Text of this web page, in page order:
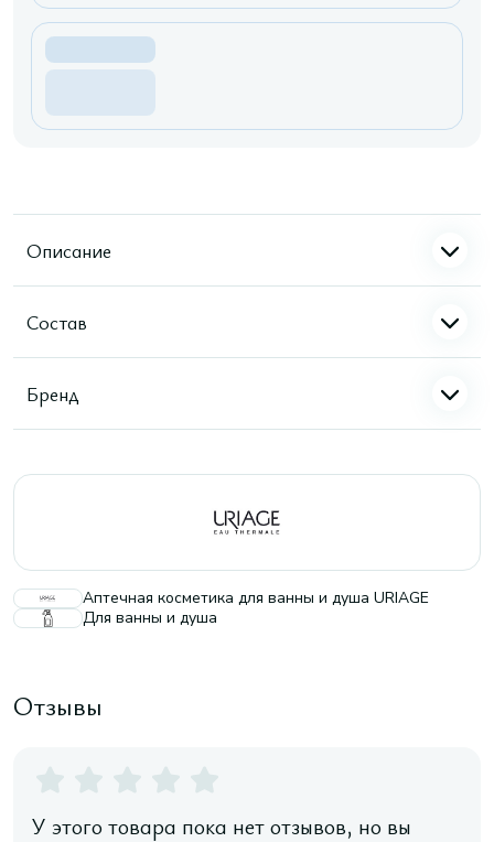
Описание
Состав
Бренд
Аптечная косметика для ванны и душа URIAGE
Для ванны и душа
Отзывы
У этого товара пока нет отзывов, но вы